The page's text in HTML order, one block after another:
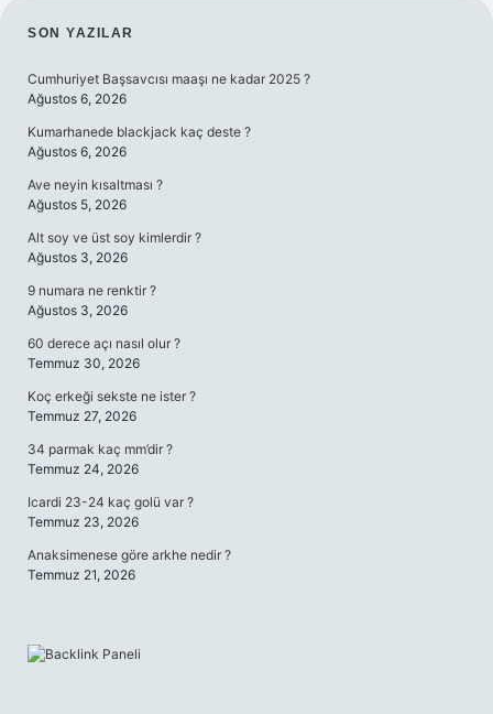
SIDEBAR
SON YAZILAR
Cumhuriyet Başsavcısı maaşı ne kadar 2025 ?
Ağustos 6, 2026
Kumarhanede blackjack kaç deste ?
Ağustos 6, 2026
Ave neyin kısaltması ?
Ağustos 5, 2026
Alt soy ve üst soy kimlerdir ?
Ağustos 3, 2026
9 numara ne renktir ?
Ağustos 3, 2026
60 derece açı nasıl olur ?
Temmuz 30, 2026
Koç erkeği sekste ne ister ?
Temmuz 27, 2026
34 parmak kaç mm’dir ?
Temmuz 24, 2026
Icardi 23-24 kaç golü var ?
Temmuz 23, 2026
Anaksimenese göre arkhe nedir ?
Temmuz 21, 2026